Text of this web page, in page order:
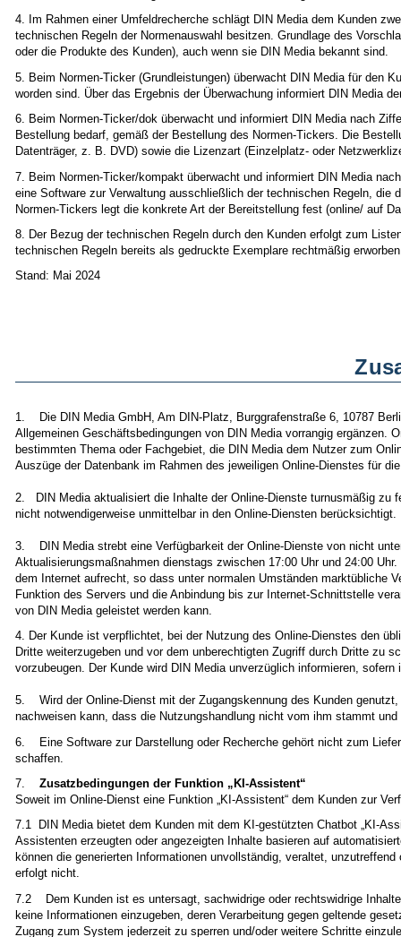
4. Im Rahmen einer Umfeldrecherche schlägt DIN Media dem Kunden
technischen Regeln der Normenauswahl besitzen. Grundlage des
oder die Produkte des Kunden), auch wenn sie DIN Media bekannt sind.
5. Beim Normen-Ticker (Grundleistungen) überwacht DIN Media für den
worden sind. Über das Ergebnis der Überwachung informiert DIN Media
6. Beim Normen-Ticker/dok überwacht und informiert DIN Media nach
Bestellung bedarf, gemäß der Bestellung des Normen-Tickers. Die
Datenträger, z. B. DVD) sowie die Lizenzart (Einzelplatz- oder
7. Beim Normen-Ticker/kompakt überwacht und informiert DIN Media
eine Software zur Verwaltung ausschließlich der technischen Regeln,
Normen-Tickers legt die konkrete Art der Bereitstellung fest (online/ auf
8. Der Bezug der technischen Regeln durch den Kunden erfolgt zum
technischen Regeln bereits als gedruckte Exemplare rechtmäßig
Stand: Mai 2024
1. Die DIN Media GmbH, Am DIN-Platz, Burggrafenstraße 6, 10787
Allgemeinen Geschäftsbedingungen von DIN Media vorrangig ergänzen.
bestimmten Thema oder Fachgebiet, die DIN Media dem Nutzer zum
Auszüge der Datenbank im Rahmen des jeweiligen Online-Dienstes für
2. DIN Media aktualisiert die Inhalte der Online-Dienste turnusmäßig zu
nicht notwendigerweise unmittelbar in den Online-Diensten
3. DIN Media strebt eine Verfügbarkeit der Online-Dienste von nicht
Aktualisierungsmaßnahmen dienstags zwischen 17:00 Uhr und 24:00
dem Internet aufrecht, so dass unter normalen Umständen marktübliche
Funktion des Servers und die Anbindung bis zur Internet-Schnittstelle
von DIN Media geleistet werden kann.
4. Der Kunde ist verpflichtet, bei der Nutzung des Online-Dienstes den
Dritte weiterzugeben und vor dem unberechtigten Zugriff durch Dritte zu
vorzubeugen. Der Kunde wird DIN Media unverzüglich informieren,
5. Wird der Online-Dienst mit der Zugangskennung des Kunden
nachweisen kann, dass die Nutzungshandlung nicht vom ihm stammt
6. Eine Software zur Darstellung oder Recherche gehört nicht zum
schaffen.
7. Zusatzbedingungen der Funktion „KI-Assistent“
Soweit im Online-Dienst eine Funktion „KI-Assistent“ dem Kunden zur
7.1 DIN Media bietet dem Kunden mit dem KI-gestützten Chatbot „KI-
Assistenten erzeugten oder angezeigten Inhalte basieren auf
können die generierten Informationen unvollständig, veraltet,
erfolgt nicht.
7.2 Dem Kunden ist es untersagt, sachwidrige oder rechtswidrige
keine Informationen einzugeben, deren Verarbeitung gegen geltende
Zugang zum System jederzeit zu sperren und/oder weitere Schritte